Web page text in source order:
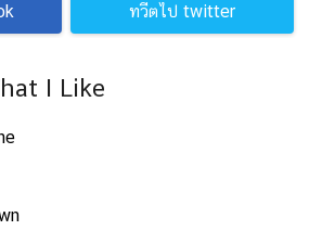
ทวีตไป twitter
I Like